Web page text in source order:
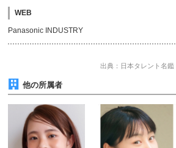
WEB
Panasonic INDUSTRY
出典：日本タレント名鑑
他の所属者